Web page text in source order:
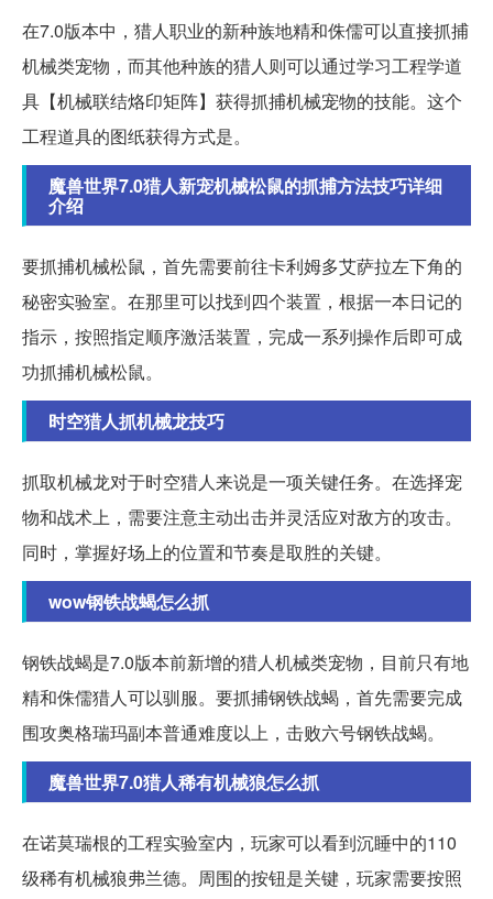
在7.0版本中，猎人职业的新种族地精和侏儒可以直接抓捕
机械类宠物，而其他种族的猎人则可以通过学习工程学道
具【机械联结烙印矩阵】获得抓捕机械宠物的技能。这个
工程道具的图纸获得方式是。
魔兽世界7.0猎人新宠机械松鼠的抓捕方法技巧详细
介绍
要抓捕机械松鼠，首先需要前往卡利姆多艾萨拉左下角的
秘密实验室。在那里可以找到四个装置，根据一本日记的
指示，按照指定顺序激活装置，完成一系列操作后即可成
功抓捕机械松鼠。
时空猎人抓机械龙技巧
抓取机械龙对于时空猎人来说是一项关键任务。在选择宠
物和战术上，需要注意主动出击并灵活应对敌方的攻击。
同时，掌握好场上的位置和节奏是取胜的关键。
wow钢铁战蝎怎么抓
钢铁战蝎是7.0版本前新增的猎人机械类宠物，目前只有地
精和侏儒猎人可以驯服。要抓捕钢铁战蝎，首先需要完成
围攻奥格瑞玛副本普通难度以上，击败六号钢铁战蝎。
魔兽世界7.0猎人稀有机械狼怎么抓
在诺莫瑞根的工程实验室内，玩家可以看到沉睡中的110
级稀有机械狼弗兰德。周围的按钮是关键，玩家需要按照